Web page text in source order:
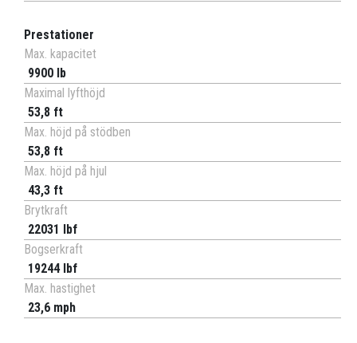
Prestationer
Max. kapacitet
9900 lb
Maximal lyfthöjd
53,8 ft
Max. höjd på stödben
53,8 ft
Max. höjd på hjul
43,3 ft
Brytkraft
22031 lbf
Bogserkraft
19244 lbf
Max. hastighet
23,6 mph